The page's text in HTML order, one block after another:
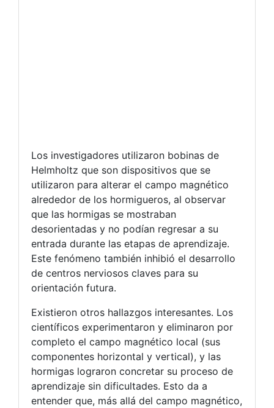
Los investigadores utilizaron bobinas de
Helmholtz que son dispositivos que se
utilizaron para alterar el campo magnético
alrededor de los hormigueros, al observar
que las hormigas se mostraban
desorientadas y no podían regresar a su
entrada durante las etapas de aprendizaje.
Este fenómeno también inhibió el desarrollo
de centros nerviosos claves para su
orientación futura.
Existieron otros hallazgos interesantes. Los
científicos experimentaron y eliminaron por
completo el campo magnético local (sus
componentes horizontal y vertical), y las
hormigas lograron concretar su proceso de
aprendizaje sin dificultades. Esto da a
entender que, más allá del campo magnético,